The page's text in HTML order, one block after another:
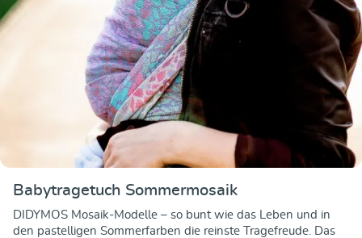
Babytragetuch Sommermosaik
DIDYMOS Mosaik-Modelle – so bunt wie das Leben und in
den pastelligen Sommerfarben die reinste Tragefreude. Das